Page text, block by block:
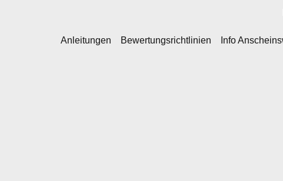
Anleitungen Bewertungsrichtlinien Info